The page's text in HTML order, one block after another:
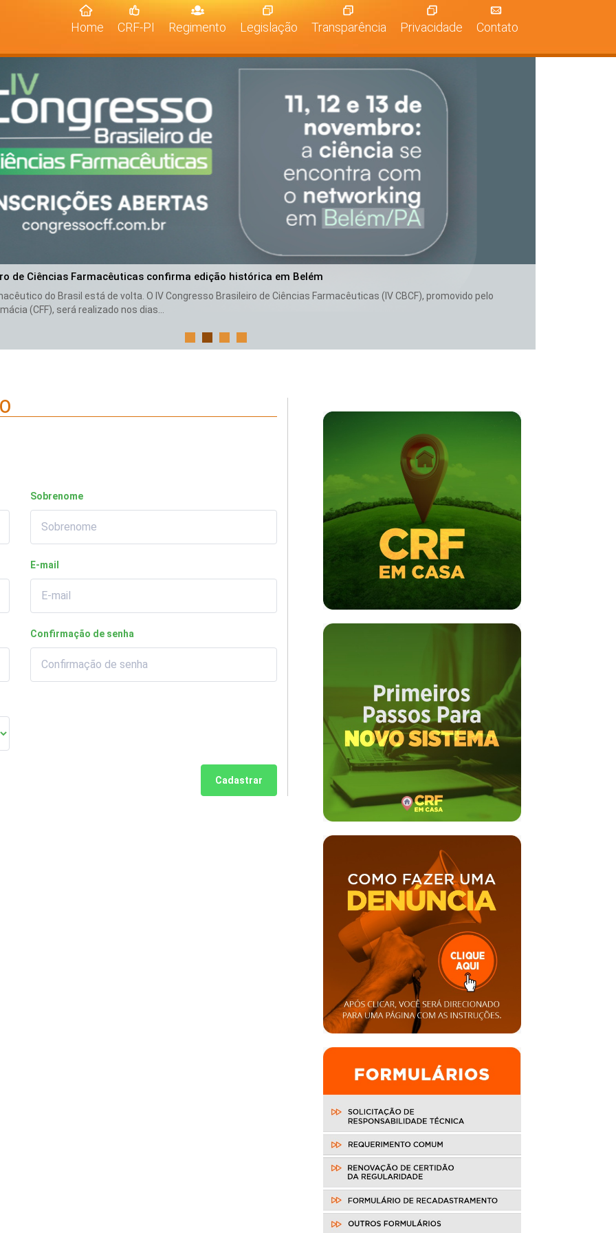
Home (current)
CRF-PI Regimento Legislação Transparência Privacidade Contato
de Ciências Farmacêuticas confirma edição histórica em Belém
do Brasil está de volta. O IV Congresso Brasileiro de Ciências Farmacêuticas (IV CBCF), promovido pelo
(CFF), será realizado nos dias...
Sobrenome
E-mail
Confirmação de senha
Cadastrar